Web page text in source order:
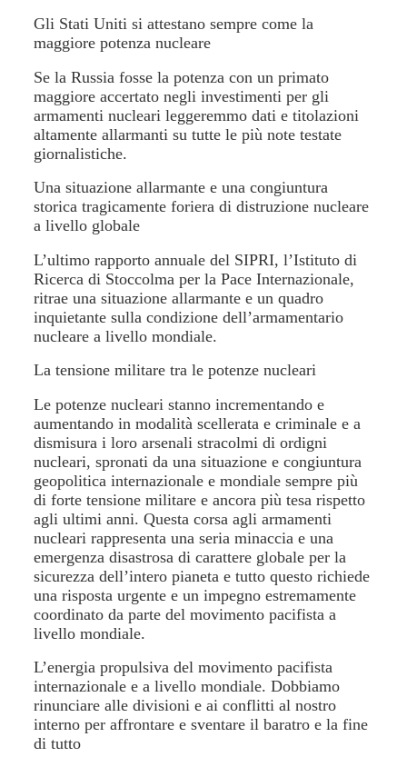
Gli Stati Uniti si attestano sempre come la
maggiore potenza nucleare
Se la Russia fosse la potenza con un primato
maggiore accertato negli investimenti per gli
armamenti nucleari leggeremmo dati e titolazioni
altamente allarmanti su tutte le più note testate
giornalistiche.
Una situazione allarmante e una congiuntura
storica tragicamente foriera di distruzione nucleare
a livello globale
L’ultimo rapporto annuale del SIPRI, l’Istituto di
Ricerca di Stoccolma per la Pace Internazionale,
ritrae una situazione allarmante e un quadro
inquietante sulla condizione dell’armamentario
nucleare a livello mondiale.
La tensione militare tra le potenze nucleari
Le potenze nucleari stanno incrementando e
aumentando in modalità scellerata e criminale e a
dismisura i loro arsenali stracolmi di ordigni
nucleari, spronati da una situazione e congiuntura
geopolitica internazionale e mondiale sempre più
di forte tensione militare e ancora più tesa rispetto
agli ultimi anni. Questa corsa agli armamenti
nucleari rappresenta una seria minaccia e una
emergenza disastrosa di carattere globale per la
sicurezza dell’intero pianeta e tutto questo richiede
una risposta urgente e un impegno estremamente
coordinato da parte del movimento pacifista a
livello mondiale.
L’energia propulsiva del movimento pacifista
internazionale e a livello mondiale. Dobbiamo
rinunciare alle divisioni e ai conflitti al nostro
interno per affrontare e sventare il baratro e la fine
di tutto